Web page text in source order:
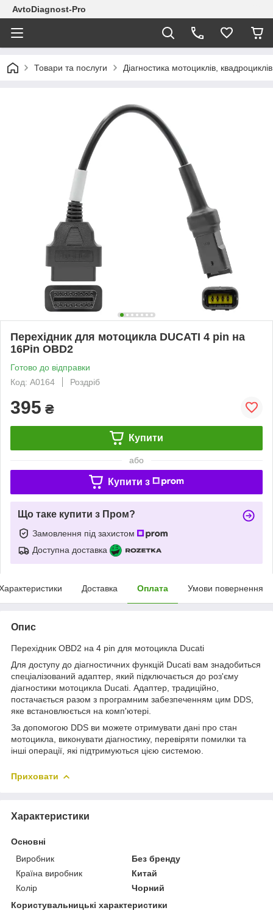
AvtoDiagnost-Pro
Товари та послуги Діагностика мотоциклів,
Перехідник для мотоцикла DUCATI 4 pin на
16Pin OBD2
Готово до відправки
Код: A0164
Роздріб
395 ₴
Купити
або
Купити з
Що таке купити з Пром?
Замовлення під захистом
Доступна доставка
Доставка Оплата Умови повернення
Опис
Перехідник OBD2 на 4 pin для мотоцикла Ducati
Для доступу до діагностичних функцій Ducati вам знадобиться
спеціалізований адаптер, який підключається до роз'єму
діагностики мотоцикла Ducati. Адаптер, традиційно,
постачається разом з програмним забезпеченням цим DDS,
яке встановлюється на комп'ютері.
За допомогою DDS ви можете отримувати дані про стан
мотоцикла, виконувати діагностику, перевіряти помилки та
інші операції, які підтримуються цією системою.
Приховати
Характеристики
Основні
Виробник
Без бренду
Країна виробник
Китай
Колір
Чорний
Користувальницькі характеристики